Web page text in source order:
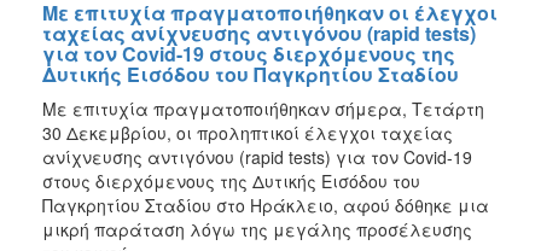
Με επιτυχία πραγματοποιήθηκαν οι έλεγχοι
ταχείας ανίχνευσης αντιγόνου (rapid tests)
για τον Covid-19 στους διερχόμενους της
Δυτικής Εισόδου του Παγκρητίου Σταδίου
Με επιτυχία πραγματοποιήθηκαν σήμερα, Τετάρτη
30 Δεκεμβρίου, οι προληπτικοί έλεγχοι ταχείας
ανίχνευσης αντιγόνου (rapid tests) για τον Covid-19
στους διερχόμενους της Δυτικής Εισόδου του
Παγκρητίου Σταδίου στο Ηράκλειο, αφού δόθηκε μια
μικρή παράταση λόγω της μεγάλης προσέλευσης